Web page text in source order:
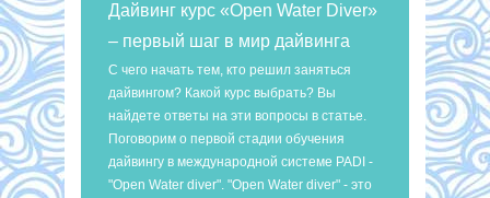
Дайвинг курс «Open Water Diver»
– первый шаг в мир дайвинга
С чего начать тем, кто решил заняться
дайвингом? Какой курс выбрать? Вы
найдете ответы на эти вопросы в статье.
Поговорим о первой стадии обучения
дайвингу в международной системе PADI -
"Open Water diver". "Open Water diver" - это